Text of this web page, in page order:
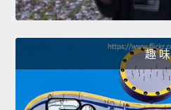
趣 味